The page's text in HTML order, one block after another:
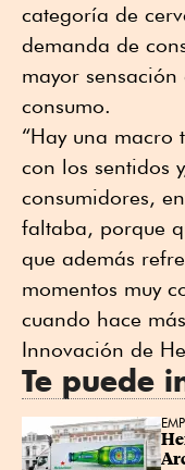
categoría de
demanda de
mayor
consumo.
“Hay una
con los sentidos
consumidores,
faltaba, porque
que además
momentos muy
cuando hace
Innovación de
Te puede